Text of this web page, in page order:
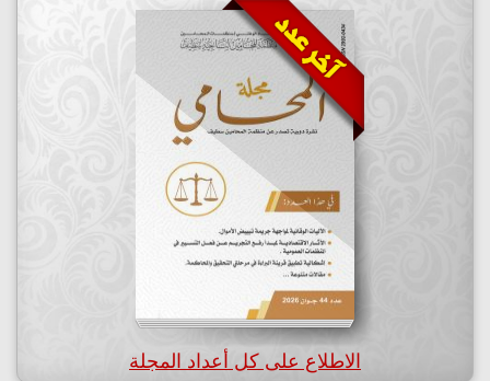
الاطلاع على كل أعداد المجلة